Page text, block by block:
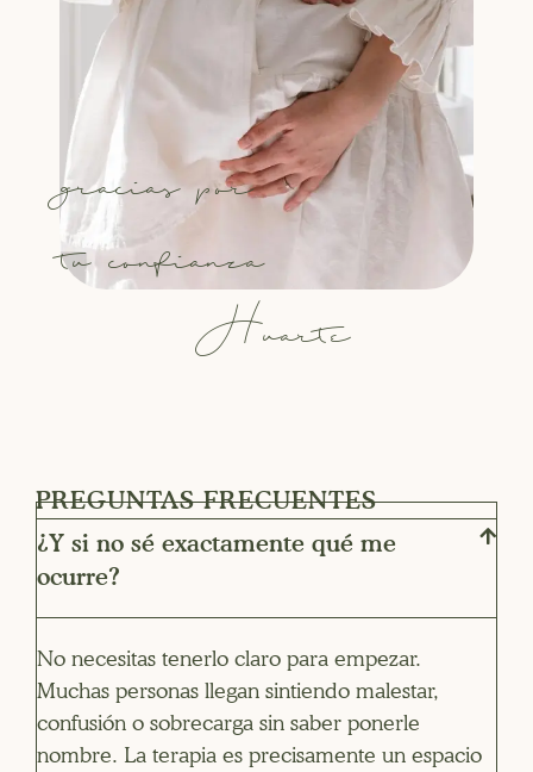
gracias por
tu confianza
Huarte
PREGUNTAS FRECUENTES
¿Y si no sé exactamente qué me
ocurre?
No necesitas tenerlo claro para empezar.
Muchas personas llegan sintiendo malestar,
confusión o sobrecarga sin saber ponerle
nombre. La terapia es precisamente un espacio